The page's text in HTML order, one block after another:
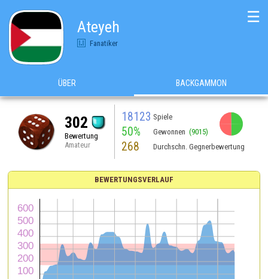
Ateyeh
Fanatiker
☰
ÜBER BACKGAMMON
302
Bewertung
Amateur
18123 Spiele
50% Gewonnen (9015)
268 Durchschn. Gegnerbewertung
BEWERTUNGSVERLAUF